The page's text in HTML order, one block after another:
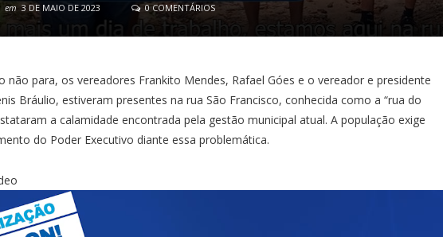
em 3 DE MAIO DE 2023 0 COMENTÁRIOS
não para, os vereadores Frankito Mendes, Rafael Góes e o vereador e presidente
Bráulio, estiveram presentes na rua São Francisco, conhecida como a “rua do
a calamidade encontrada pela gestão municipal atual. A população exige
do Poder Executivo diante essa problemática.